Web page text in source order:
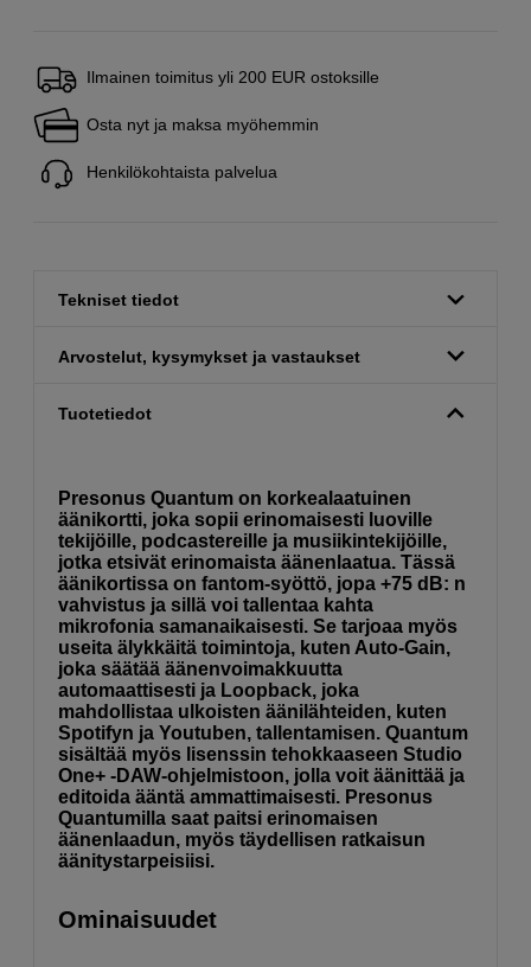
Ilmainen toimitus yli 200 EUR ostoksille
Osta nyt ja maksa myöhemmin
Henkilökohtaista palvelua
Tekniset tiedot
Arvostelut, kysymykset ja vastaukset
Tuotetiedot
Presonus Quantum on korkealaatuinen
äänikortti, joka sopii erinomaisesti luoville
tekijöille, podcastereille ja musiikintekijöille,
jotka etsivät erinomaista äänenlaatua. Tässä
äänikortissa on fantom-syöttö, jopa +75 dB: n
vahvistus ja sillä voi tallentaa kahta
mikrofonia samanaikaisesti. Se tarjoaa myös
useita älykkäitä toimintoja, kuten Auto-Gain,
joka säätää äänenvoimakkuutta
automaattisesti ja Loopback, joka
mahdollistaa ulkoisten äänilähteiden, kuten
Spotifyn ja Youtuben, tallentamisen. Quantum
sisältää myös lisenssin tehokkaaseen Studio
One+ -DAW-ohjelmistoon, jolla voit äänittää ja
editoida ääntä ammattimaisesti. Presonus
Quantumilla saat paitsi erinomaisen
äänenlaadun, myös täydellisen ratkaisun
äänitystarpeisiisi.
Ominaisuudet